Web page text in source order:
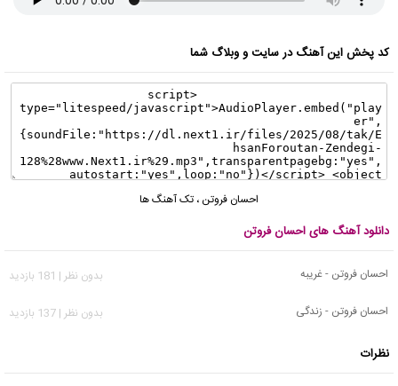
کد پخش این آهنگ در سایت و وبلاگ شما
احسان فروتن ، تک آهنگ ها
دانلود آهنگ های احسان فروتن
احسان فروتن - غریبه
بدون نظر | 181 بازدید
احسان فروتن - زندگی
بدون نظر | 137 بازدید
نظرات